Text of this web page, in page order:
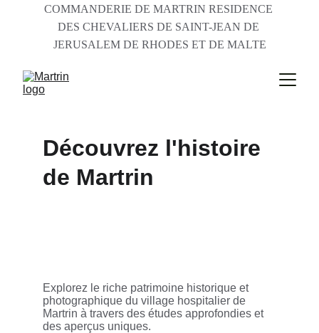
COMMANDERIE DE MARTRIN RESIDENCE
DES CHEVALIERS DE SAINT-JEAN DE
JERUSALEM DE RHODES ET DE MALTE
Découvrez l'histoire
de Martrin
Explorez le riche patrimoine historique et
photographique du village hospitalier de
Martrin à travers des études approfondies et
des aperçus uniques.